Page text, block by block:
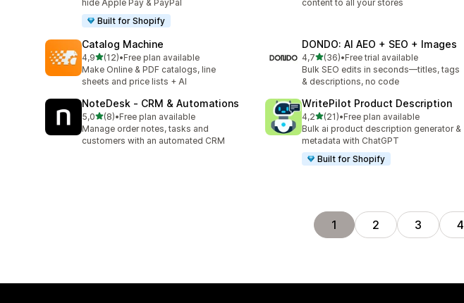
hide Apple Pay & PayPal
Built for Shopify
content to all your stores
Catalog Machine
4,9de 5 estrelas
(12)
12 total de avaliações
•Free plan available
Make Online & PDF catalogs, line
sheets and price lists + AI
DONDO: AI AEO + SEO + Images
4,7de 5 estrelas
(36)
36 total de avaliações
•Free trial available
Bulk SEO edits in seconds—titles, tags
& descriptions, no code
NoteDesk ‑ CRM & Automations
5,0de 5 estrelas
(8)
8 total de avaliações
•Free plan available
Manage order notes, tasks and
customers with an automated CRM
WritePilot Product Description
4,2de 5 estrelas
(21)
21 total de avaliações
•Free plan available
Bulk ai product description generator &
metadata with ChatGPT
Built for Shopify
1 2 3 4